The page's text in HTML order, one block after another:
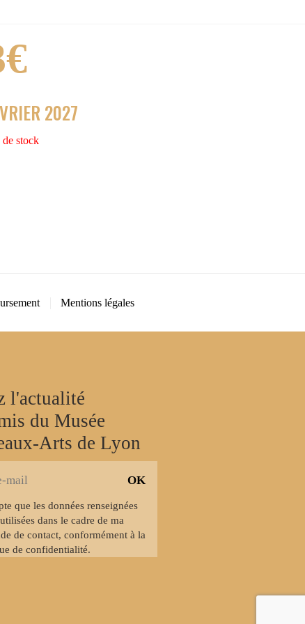
€
2027
stock
Mentions légales
l'actualité
du Musée
Arts de Lyon
que les données renseignées
dans le cadre de ma
de contact, conformément à la
de confidentialité.